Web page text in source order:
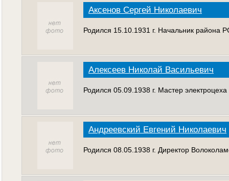
Аксенов Сергей Николаевич
Родился 15.10.1931 г. Начальник района
Алексеев Николай Васильевич
Родился 05.09.1938 г. Мастер
Андреевский Евгений Николаевич
Родился 08.05.1938 г. Директор